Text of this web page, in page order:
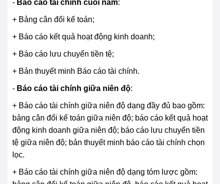
- Báo cáo tài chính cuối năm:
+ Bảng cân đối kế toán;
+ Báo cáo kết quả hoạt động kinh doanh;
+ Báo cáo lưu chuyển tiền tệ;
+ Bản thuyết minh Báo cáo tài chính.
- Báo cáo tài chính giữa niên độ:
+ Báo cáo tài chính giữa niên độ dạng đầy đủ bao gồm:
bảng cân đối kế toán giữa niên độ; báo cáo kết quả hoạt
động kinh doanh giữa niên độ; báo cáo lưu chuyển tiền
tệ giữa niên độ; bản thuyết minh báo cáo tài chính chọn
lọc.
+ Báo cáo tài chính giữa niên độ dạng tóm lược gồm: